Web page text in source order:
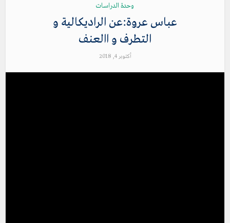
وحدة الدراسات
عباس عروة:عن الراديكالية و
التطرف و االعنف
أكتوبر 4, 2018